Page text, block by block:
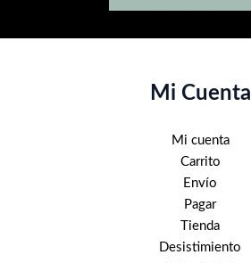
Mi Cuenta
Mi cuenta
Carrito
Envío
Pagar
Tienda
Desistimiento